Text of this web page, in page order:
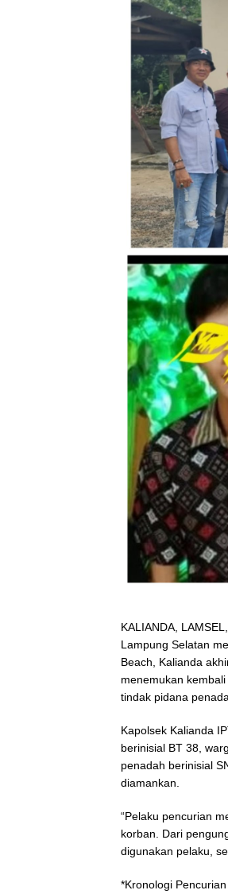
KALIANDA,
Lampung Selatan
Beach, Kalianda
menemukan
tindak pidana
Kapolsek Kalianda
berinisial BT 38,
penadah berinisial
diamankan.
“Pelaku pencurian
korban. Dari
digunakan pelaku,
*Kronologi